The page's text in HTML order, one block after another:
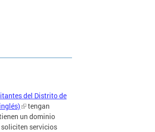
del Distrito de
tengan
un dominio
servicios